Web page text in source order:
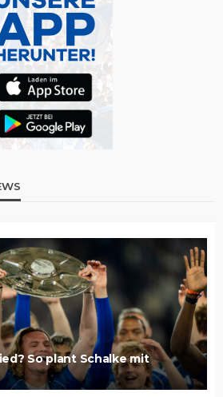
So plant Schalke mit